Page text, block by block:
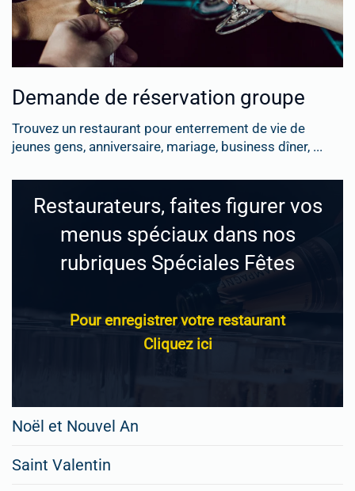
Demande de réservation groupe
Trouvez un restaurant pour enterrement de vie de
jeunes gens, anniversaire, mariage, business dîner, ...
Restaurateurs, faites figurer vos
menus spéciaux dans nos
rubriques Spéciales Fêtes
Pour enregistrer votre restaurant
Cliquez ici
Noël et Nouvel An
Saint Valentin